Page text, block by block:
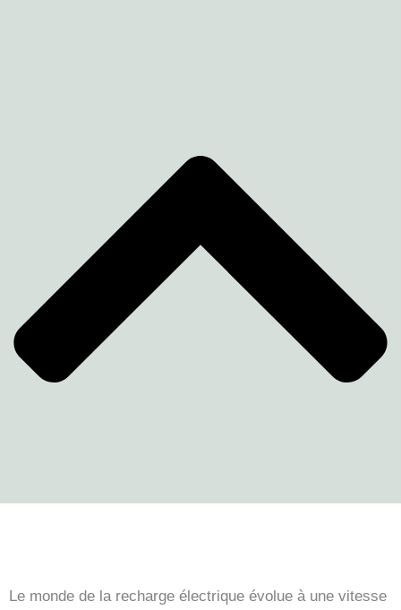
Le monde de la recharge électrique évolue à une vitesse